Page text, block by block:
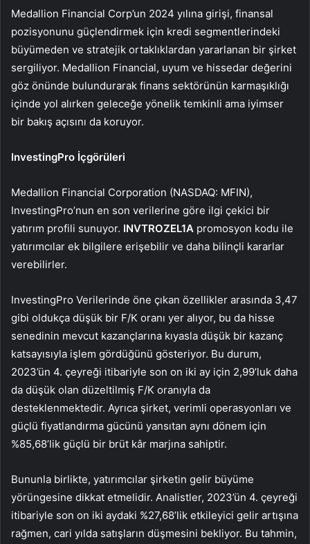
Medallion Financial Corp’un 2024 yılına girişi, finansal
pozisyonunu güçlendirmek için kredi segmentlerindeki
büyümeden ve stratejik ortaklıklardan yararlanan bir şirket
sergiliyor. Medallion Financial, uyum ve hissedar değerini
göz önünde bulundurarak finans sektörünün karmaşıklığı
içinde yol alırken geleceğe yönelik temkinli ama iyimser
bir bakış açısını da koruyor.
InvestingPro İçgörüleri
Medallion Financial Corporation (NASDAQ: MFIN),
InvestingPro’nun en son verilerine göre ilgi çekici bir
yatırım profili sunuyor. INVTROZEL1A promosyon kodu ile
yatırımcılar ek bilgilere erişebilir ve daha bilinçli kararlar
verebilirler.
InvestingPro Verilerinde öne çıkan özellikler arasında 3,47
gibi oldukça düşük bir F/K oranı yer alıyor, bu da hisse
senedinin mevcut kazançlarına kıyasla düşük bir kazanç
katsayısıyla işlem gördüğünü gösteriyor. Bu durum,
2023’ün 4. çeyreği itibariyle son on iki ay için 2,99’luk daha
da düşük olan düzeltilmiş F/K oranıyla da
desteklenmektedir. Ayrıca şirket, verimli operasyonları ve
güçlü fiyatlandırma gücünü yansıtan aynı dönem için
%85,68’lik güçlü bir brüt kâr marjına sahiptir.
Bununla birlikte, yatırımcılar şirketin gelir büyüme
yörüngesine dikkat etmelidir. Analistler, 2023’ün 4. çeyreği
itibariyle son on iki aydaki %27,68’lik etkileyici gelir artışına
rağmen, cari yılda satışların düşmesini bekliyor. Bu tahmin,